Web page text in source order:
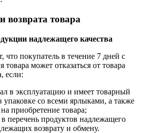
возврата товара
надлежащего качества
что покупатель в течение 7 дней с
может отказаться от товара
если:
в эксплуатацию и имеет товарный
упаковке со всеми ярлыками, а также
приобретение товара;
в перечень продуктов надлежащего
возврату и обмену.